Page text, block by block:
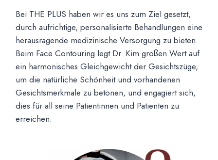
Bei THE PLUS haben wir es uns zum Ziel gesetzt,
durch aufrichtige, personalisierte Behandlungen eine
herausragende medizinische Versorgung zu bieten.
Beim Face Contouring legt Dr. Kim großen Wert auf
ein harmonisches Gleichgewicht der Gesichtszüge,
um die natürliche Schönheit und vorhandenen
Gesichtsmerkmale zu betonen, und engagiert sich,
dies für all seine Patientinnen und Patienten zu
erreichen.